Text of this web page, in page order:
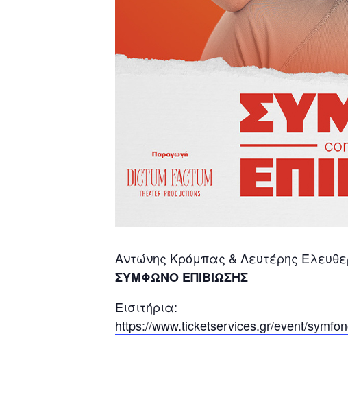
Αντώνης Κρόμπας & Λευτέρης
ΣΥΜΦΩΝΟ ΕΠΙΒΙΩΣΗΣ
Εισιτήρια:
https://www.ticketservices.gr/event/